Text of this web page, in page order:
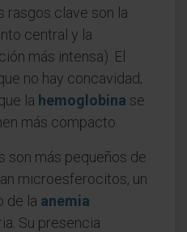
rasgos clave son la
central y la
más intensa). El
no hay concavidad;
la hemoglobina se
más compacto.
son más pequeños de
microesferocitos, un
de la anemia
Su presencia